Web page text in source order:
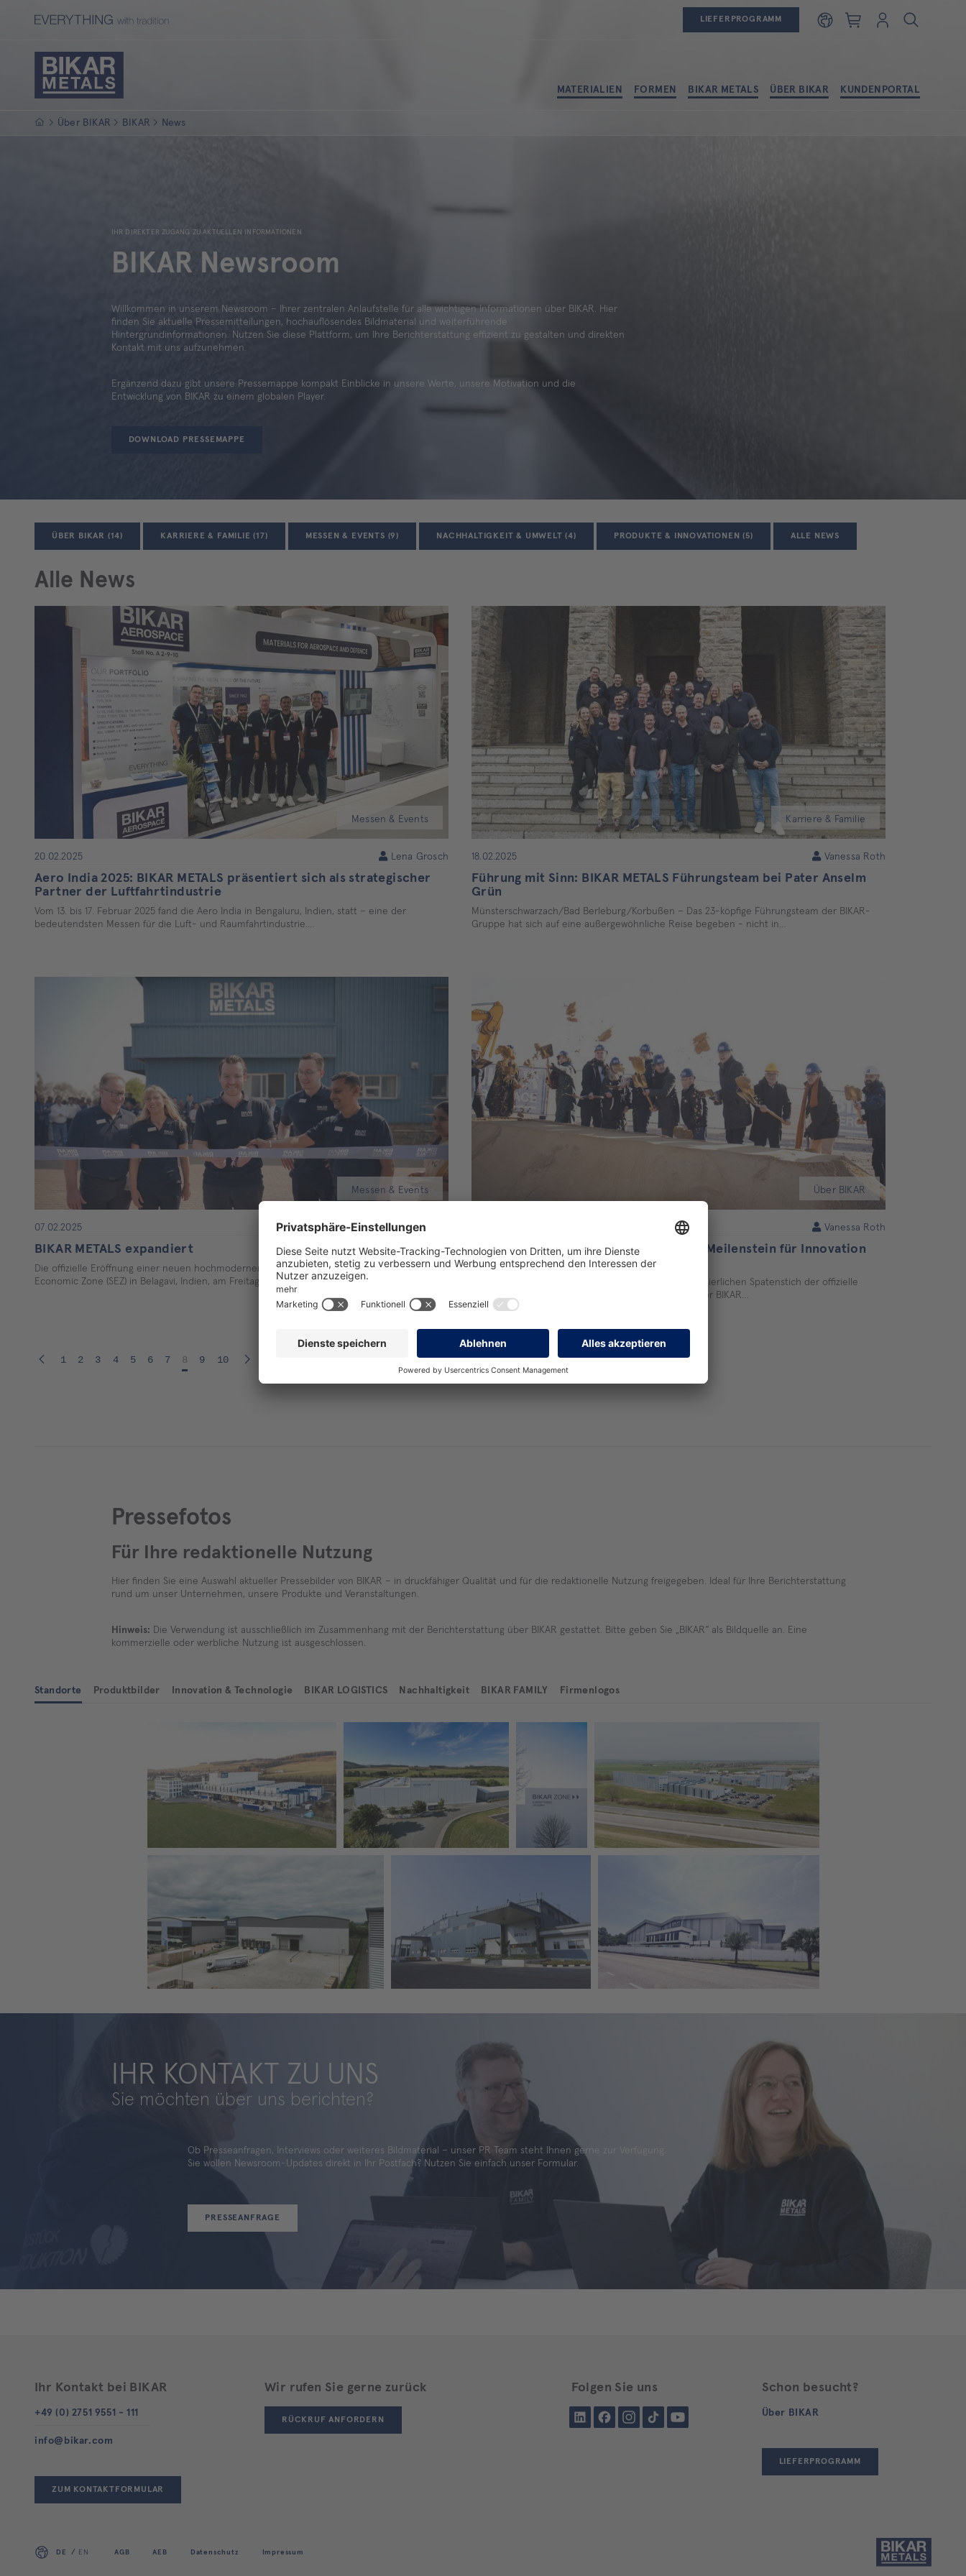
LIEFERPROGRAMM Warenkorb
Login
MATERIALIEN FORMEN BIKAR METALS ÜBER BIKAR KUNDENPORTAL
StartseiteÜber BIKAR BIKAR News
IHR DIREKTER ZUGANG ZU AKTUELLEN INFORMATIONEN
BIKAR Newsroom
Willkommen in unserem Newsroom – Ihrer zentralen Anlaufstelle für alle wichtigen Informationen über BIKAR. Hier
finden Sie aktuelle Pressemitteilungen, hochauflösendes Bildmaterial und weiterführende
Hintergrundinformationen. Nutzen Sie diese Plattform, um Ihre Berichterstattung effizient zu gestalten und direkten
Kontakt mit uns aufzunehmen.
Ergänzend dazu gibt unsere Pressemappe kompakt Einblicke in unsere Werte, unsere Motivation und die
Entwicklung von BIKAR zu einem globalen Player.
DOWNLOAD PRESSEMAPPE
ÜBER BIKAR (14) KARRIERE & FAMILIE (17) MESSEN & EVENTS (9) NACHHALTIGKEIT & UMWELT (4) PRODUKTE & INNOVATIONEN (5) ALLE NEWS
Alle News
20.02.2025 Lena Grosch
Messen & Events
Aero India 2025: BIKAR METALS präsentiert sich als strategischer
Partner der Luftfahrtindustrie
Vom 13. bis 17. Februar 2025 fand die Aero India in Bengaluru, Indien, statt – eine der
bedeutendsten Messen für die Luft- und Raumfahrtindustrie.…
18.02.2025 Vanessa Roth
Karriere & Familie
Führung mit Sinn: BIKAR METALS Führungsteam bei Pater Anselm
Grün
Münsterschwarzach/Bad Berleburg/Korbußen – Das 23-köpfige Führungsteam der BIKAR-
Gruppe hat sich auf eine außergewöhnliche Reise begeben - nicht in…
07.02.2025 Vanessa Roth
Messen & Events
BIKAR METALS expandiert
Die offizielle Eröffnung einer neuen hochmodernen Produktionsstätte in der Aequs Special
Economic Zone (SEZ) in Belagavi, Indien, am Freitag, 07.…
Vanessa Roth
Über BIKAR
Spatenstich für die BIKAR ZONE EAST: Meilenstein für Innovation
und Nachhaltigkeit in Thüringen
In Korbußen, direkt an der A4, fiel heute mit einem feierlichen Spatenstich der offizielle
Startschuss für ein wegweisendes Projekt: den Bau der BIKAR…
1 2 3 4 5 6 7 8 9 10
Pressefotos
Für Ihre redaktionelle Nutzung
Hier finden Sie eine Auswahl aktueller Pressebilder von BIKAR – in druckfähiger Qualität und für die redaktionelle Nutzung freigegeben. Ideal für Ihre Berichterstattung
rund um unser Unternehmen, unsere Produkte und Veranstaltungen.
Hinweis: Die Verwendung ist ausschließlich im Zusammenhang mit der Berichterstattung über BIKAR gestattet. Bitte geben Sie „BIKAR“ als Bildquelle an. Eine
kommerzielle oder werbliche Nutzung ist ausgeschlossen.
Standorte Produktbilder Innovation & Technologie BIKAR LOGISTICS Nachhaltigkeit BIKAR FAMILY Firmenlogos
m BIKAR ZONE am Standort in Bad
Produktionshall
n Bad Berlebur
g, Nordrhein-W
estfalen
IHR KONTAKT ZU UNS
Sie möchten über uns berichten?
Ob Presseanfragen, Interviews oder weiteres Bildmaterial – unser PR Team steht Ihnen gerne zur Verfügung.
Sie wollen Newsroom-Updates direkt in Ihr Postfach? Nutzen Sie einfach unser Formular.
PRESSEANFRAGE
Ihr Kontakt bei BIKAR
+49 (0) 2751 9551 - 111
info@bikar.com
ZUM KONTAKTFORMULAR
Wir rufen Sie gerne zurück
RÜCKRUF ANFORDERN
Folgen Sie uns
LinkedInFacebookInstagramTiktokYouTube
Schon besucht?
Über BIKAR
LIEFERPROGRAMM
DE EN AGB AEB Datenschutz Impressum